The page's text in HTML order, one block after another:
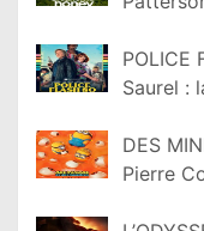
POLICE
Saurel :
DES
Pierre